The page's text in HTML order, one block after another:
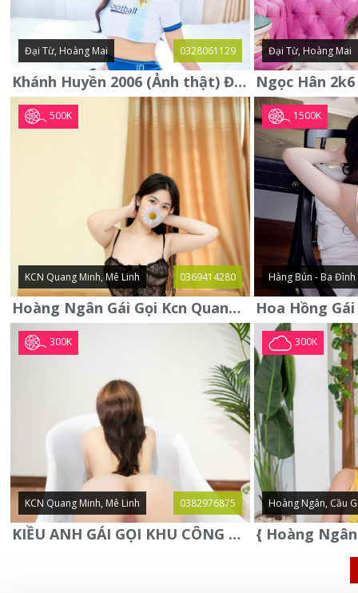
Đại Từ, Hoàng Mai 0328061129
Khánh Huyền 2006 (Ảnh thật) Đại từ - Hoàng Mai
Đại Từ, Hoàng Mai
500K
KCN Quang Minh, Mê Linh 0369414280
Hoàng Ngân Gái Gọi Kcn Quang Minh - Mê Linh . Hàng Vip Lần Đầu
1500K
Hàng Bún - Ba Đình
300K
KCN Quang Minh, Mê Linh 0382976875
KIỀU ANH GÁI GỌI KHU CÔNG NGHIỆP QUANG MINH - MÊ LINH
300K
Hoàng Ngân, Cầu